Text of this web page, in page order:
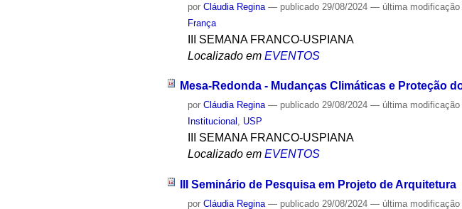
porCláudia Regina — publicado 29/08/2024— última modificação
França
III SEMANA FRANCO-USPIANA
Localizado em EVENTOS
Mesa-Redonda - Mudanças Climáticas e Proteção
porCláudia Regina — publicado 29/08/2024— última modificação
Institucional , USP
III SEMANA FRANCO-USPIANA
Localizado em EVENTOS
III Seminário de Pesquisa em Projeto de Arquitetura
porCláudia Regina — publicado 29/08/2024— última modificação